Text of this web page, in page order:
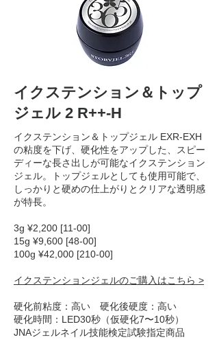
イクステンション＆トップ
ジェル 2 R++-H
イクステンション＆トップジェル EXR-EXH
の粘度を下げ、硬化性をアップした、スピー
ディーな長さ出しが可能なイクステンション
ジェル。トップジェルとしても使用可能で、
しっかりと硬めの仕上がりとクリアな透明感
が特長。
3g ¥2,200 [11-00]
15g ¥9,600 [48-00]
100g ¥42,000 [210-00]
イクステンションジェルのご購入はこちら >
硬化前粘度：高い 硬化後硬度：高い
硬化時間：LED30秒（仮硬化7〜10秒）
JNAジェルネイル技能検定試験指定商品